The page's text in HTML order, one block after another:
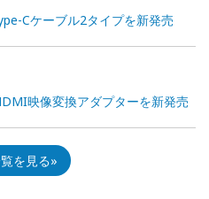
Cケーブル2タイプを新発売
映像変換アダプターを新発売
を見る